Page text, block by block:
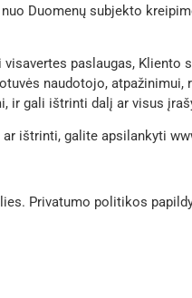
Duomenų subjekto
paslaugas,
naudotojo,
ir gali ištrinti dalį ar visus
ištrinti, galite apsilankyti
Privatumo politikos